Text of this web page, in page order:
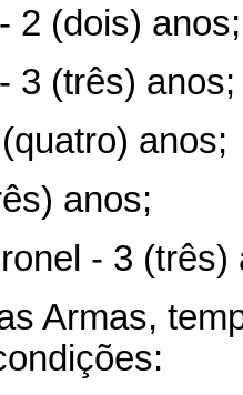
2 (dois) anos;
3 (três) anos;
anos;
anos;
- 3 (três)
Armas,